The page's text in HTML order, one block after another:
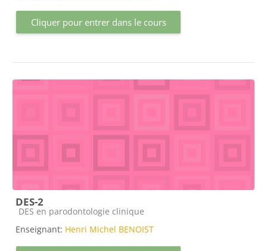
Cliquer pour entrer dans le cours
DES-2
Catégorie de cours
DES en parodontologie clinique
Enseignant: Henri Michel BENOIST